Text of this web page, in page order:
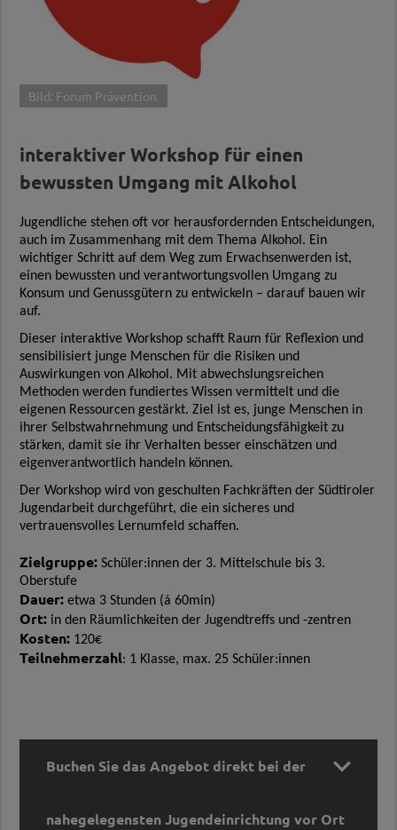
Bild: Forum Prävention
interaktiver Workshop für einen
bewussten Umgang mit Alkohol
Jugendliche stehen oft vor herausfordernden Entscheidungen,
auch im Zusammenhang mit dem Thema Alkohol. Ein
wichtiger Schritt auf dem Weg zum Erwachsenwerden ist,
einen bewussten und verantwortungsvollen Umgang zu
Konsum und Genussgütern zu entwickeln – darauf bauen wir
auf.
Dieser interaktive Workshop schafft Raum für Reflexion und
sensibilisiert junge Menschen für die Risiken und
Auswirkungen von Alkohol. Mit abwechslungsreichen
Methoden werden fundiertes Wissen vermittelt und die
eigenen Ressourcen gestärkt. Ziel ist es, junge Menschen in
ihrer Selbstwahrnehmung und Entscheidungsfähigkeit zu
stärken, damit sie ihr Verhalten besser einschätzen und
eigenverantwortlich handeln können.
Der Workshop wird von geschulten Fachkräften der Südtiroler
Jugendarbeit durchgeführt, die ein sicheres und
vertrauensvolles Lernumfeld schaffen.
Zielgruppe: Schüler:innen der 3. Mittelschule bis 3.
Oberstufe
Dauer: etwa 3 Stunden (á 60min)
Ort: in den Räumlichkeiten der Jugendtreffs und -zentren
Kosten: 120€
Teilnehmerzahl: 1 Klasse, max. 25 Schüler:innen
Buchen Sie das Angebot direkt bei der
nahegelegensten Jugendeinrichtung vor Ort
